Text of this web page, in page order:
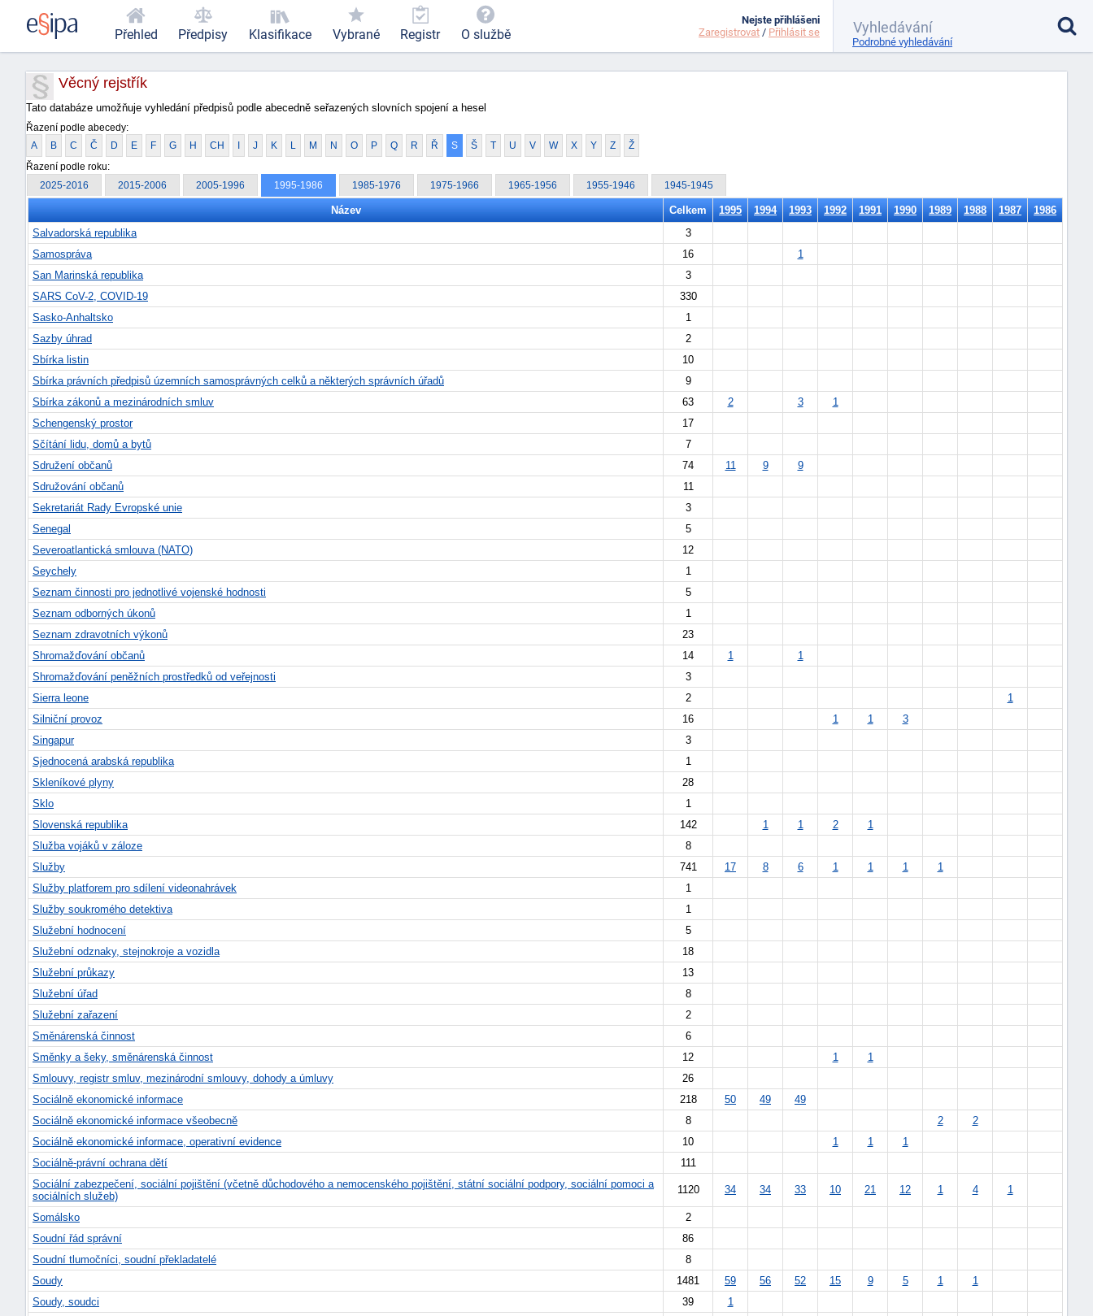
Věcný rejstřík
Tato databáze umožňuje vyhledání předpisů podle abecedně seřazených slovních spojení a hesel
Řazení podle abecedy:
A B C Č D E F G H CH I J K L M N O P Q R Ř S Š T U V W X Y Z Ž
Řazení podle roku:
2025-2016 2015-2006 2005-1996 1995-1986 1985-1976 1975-1966 1965-1956 1955-1946 1945-1945
Název Celkem 1995 1994 1993 1992 1991 1990 1989 1988 1987
1986
Salvadorská republika
3
Samospráva
16
1
San Marinská republika
3
SARS CoV-2, COVID-19
330
Sasko-Anhaltsko
1
Sazby úhrad
2
Sbírka listin
10
Sbírka právních předpisů územních samosprávných celků a některých správních úřadů
9
Sbírka zákonů a mezinárodních smluv
63 2 3
1
Schengenský prostor
17
Sčítání lidu, domů a bytů
7
Sdružení občanů
74 11 9
9
Sdružování občanů
11
Sekretariát Rady Evropské unie
3
Senegal
5
Severoatlantická smlouva (NATO)
12
Seychely
1
Seznam činnosti pro jednotlivé vojenské hodnosti
5
Seznam odborných úkonů
1
Seznam zdravotních výkonů
23
Shromažďování občanů
14 1
1
Shromažďování peněžních prostředků od veřejnosti
3
Sierra leone
2
1
Silniční provoz
16 1 1
3
Singapur
3
Sjednocená arabská republika
1
Skleníkové plyny
28
Sklo
1
Slovenská republika
142 1 1 2
1
Služba vojáků v záloze
8
Služby
741 17 8 6 1 1 1
1
Služby platforem pro sdílení videonahrávek
1
Služby soukromého detektiva
1
Služební hodnocení
5
Služební odznaky, stejnokroje a vozidla
18
Služební průkazy
13
Služební úřad
8
Služební zařazení
2
Směnárenská činnost
6
Směnky a šeky, směnárenská činnost
12 1
1
Smlouvy, registr smluv, mezinárodní smlouvy, dohody a úmluvy
26
Sociálně ekonomické informace
218 50 49
49
Sociálně ekonomické informace všeobecně
8 2
2
Sociálně ekonomické informace, operativní evidence
10 1 1
1
Sociálně-právní ochrana dětí
111
Sociální zabezpečení, sociální pojištění (včetně důchodového a nemocenského pojištění, státní sociální podpory, sociální pomoci a
sociálních služeb)
1120 34 34 33 10 21 12 1 4 1
Somálsko
2
Soudní řád správní
86
Soudní tlumočníci, soudní překladatelé
8
Soudy
1481 59 56 52 15 9 5 1
1
Soudy, soudci
39
1
Přehled Předpisy Klasifikace Vybrané Registr O službě
Nejste přihlášeni
Zaregistrovat / Přihlásit se
Podrobné vyhledávání